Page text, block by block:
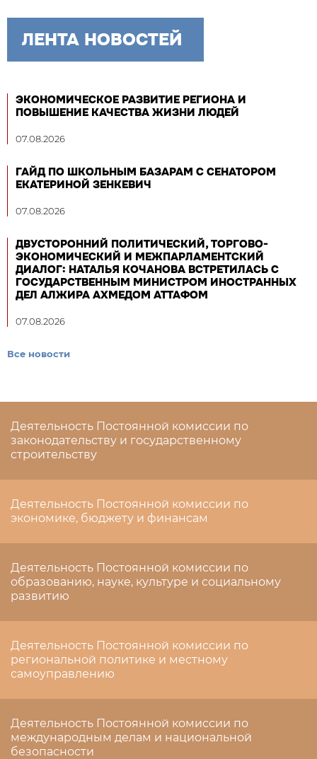
ЛЕНТА НОВОСТЕЙ
ЭКОНОМИЧЕСКОЕ РАЗВИТИЕ РЕГИОНА И
ПОВЫШЕНИЕ КАЧЕСТВА ЖИЗНИ ЛЮДЕЙ
07.08.2026
ГАЙД ПО ШКОЛЬНЫМ БАЗАРАМ С СЕНАТОРОМ
ЕКАТЕРИНОЙ ЗЕНКЕВИЧ
07.08.2026
ДВУСТОРОННИЙ ПОЛИТИЧЕСКИЙ, ТОРГОВО-
ЭКОНОМИЧЕСКИЙ И МЕЖПАРЛАМЕНТСКИЙ
ДИАЛОГ: НАТАЛЬЯ КОЧАНОВА ВСТРЕТИЛАСЬ С
ГОСУДАРСТВЕННЫМ МИНИСТРОМ ИНОСТРАННЫХ
ДЕЛ АЛЖИРА АХМЕДОМ АТТАФОМ
07.08.2026
Все новости
Деятельность Постоянной комиссии по
законодательству и государственному
строительству
Деятельность Постоянной комиссии по
экономике, бюджету и финансам
Деятельность Постоянной комиссии по
образованию, науке, культуре и социальному
развитию
Деятельность Постоянной комиссии по
региональной политике и местному
самоуправлению
Деятельность Постоянной комиссии по
международным делам и национальной
безопасности